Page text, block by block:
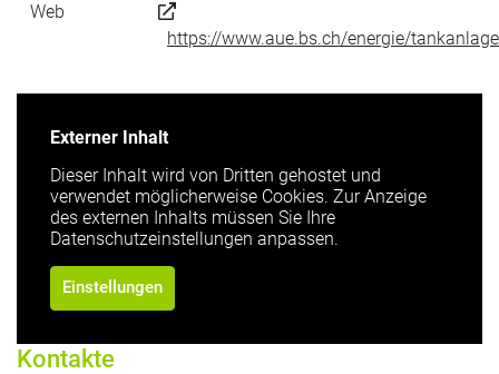
Web
https://www.aue.bs.ch/energie/
Externer Inhalt
Dieser Inhalt wird von Dritten gehostet und
verwendet möglicherweise Cookies. Zur Anzeige
des externen Inhalts müssen Sie Ihre
Datenschutzeinstellungen anpassen.
Einstellungen
Kontakte